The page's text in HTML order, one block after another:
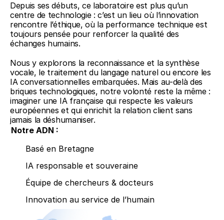
Depuis ses débuts, ce laboratoire est plus qu’un
centre de technologie : c’est un lieu où l’innovation
rencontre l’éthique, où la performance technique est
toujours pensée pour renforcer la qualité des
échanges humains.
Nous y explorons la reconnaissance et la synthèse
vocale, le traitement du langage naturel ou encore les
IA conversationnelles embarquées. Mais au-delà des
briques technologiques, notre volonté reste la même :
imaginer une IA française qui respecte les valeurs
européennes et qui enrichit la relation client sans
jamais la déshumaniser.
Notre ADN :
Basé en Bretagne
IA responsable et souveraine
Équipe de chercheurs & docteurs
Innovation au service de l’humain